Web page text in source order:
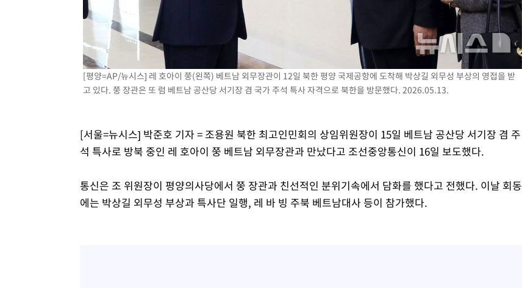
[속보]코스피, 6200선 약보합…0.60% 내린 6258.77에 마쳐
[속보]원·달러 환율, 7.7원 내린 1416.1원 마감
[속보] 노원서 40.1도 관측…서울, 2018년 이후 첫 40도
[속보]종합특검, '계엄 수용공간 확보' 신용해 前교정본부장 기소
외신들도 주목한 韓축구 파문…"국민적 공분에 수사 재개"
11시간 압수수색에 성접대 파문까지…'쑥대밭' 된 축구협회
[평양=AP/뉴시스] 레 호아이 쭝(왼쪽) 베트남 외무장관이 12일 북한 평양 국제공항에 도착해 박상길 외무성 부상의 영접을 받
고 있다. 쭝 장관은 또 럼 베트남 공산당 서기장 겸 국가 주석 특사 자격으로 북한을 방문했다. 2026.05.13.
[서울=뉴시스] 박준호 기자 = 조용원 북한 최고인민회의 상임위원장이 15일 베트남 공산당 서기장 겸 주
석 특사로 방북 중인 레 호아이 쭝 베트남 외무장관과 만났다고 조선중앙통신이 16일 보도했다.
통신은 조 위원장이 평양의사당에서 쭝 장관과 친선적인 분위기속에서 담화를 했다고 전했다. 이날 회동
에는 박상길 외무성 부상과 특사단 일행, 레 바 빙 주북 베트남대사 등이 참가했다.